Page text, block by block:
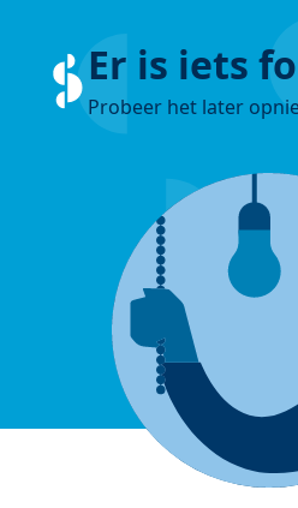
Er is iets
Probeer het later